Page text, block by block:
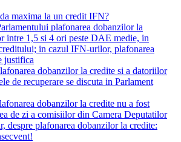
maxima la un credit IFN?
plafonarea dobanzilor la
intre 1,5 si 4 ori peste DAE medie, in
in cazul IFN-urilor, plafonarea
justifica
dobanzilor la credite si a datoriilor
de recuperare se discuta in Parlament
dobanzilor la credite nu a fost
de zi a comisiilor din Camera Deputatilor
despre plafonarea dobanzilor la credite: